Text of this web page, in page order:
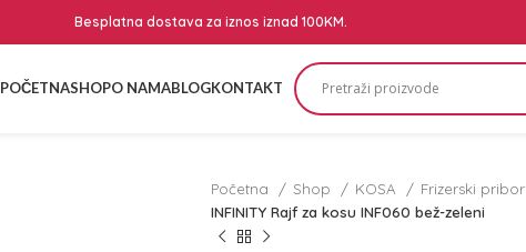
Besplatna dostava za iznos iznad 100KM.
POČETNASHOPO NAMABLOGKONTAKT
Početna Shop KOSA Frizerski pribor
INFINITY Rajf za kosu INF060 bež-zeleni